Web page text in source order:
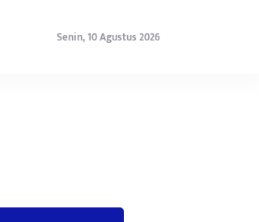
Senin, 10 Agustus 2026